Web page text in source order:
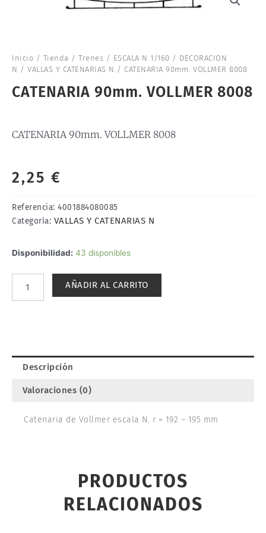
Inicio / Tienda / Trenes / ESCALA N 1/160 / DECORACION
N / VALLAS Y CATENARIAS N / CATENARIA 90mm. VOLLMER 8008
CATENARIA 90mm. VOLLMER 8008
CATENARIA 90mm. VOLLMER 8008
2,25 €
Referencia: 4001884080085
Categoría: VALLAS Y CATENARIAS N
Disponibilidad: 43 disponibles
CATENARIA
8008
AÑADIR AL CARRITO
Descripción
Valoraciones (0)
Catenaria de Vollmer escala N. r = 192 – 195 mm
PRODUCTOS
RELACIONADOS